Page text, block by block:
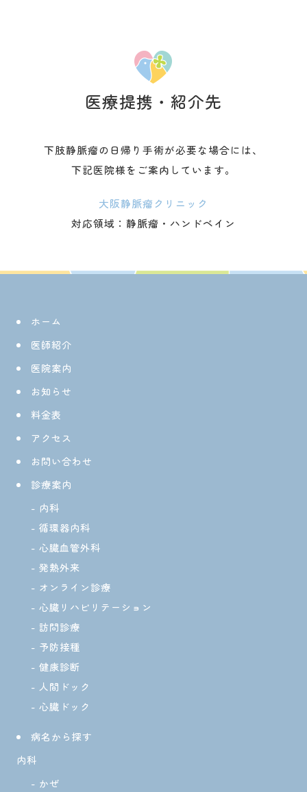
医療提携・紹介先
下肢静脈瘤の日帰り手術が必要な場合には、
下記医院様をご案内しています。
大阪静脈瘤クリニック
対応領域：静脈瘤・ハンドベイン
ホーム
医師紹介
医院案内
お知らせ
料金表
アクセス
お問い合わせ
診療案内
内科
循環器内科
心臓血管外科
発熱外来
オンライン診療
心臓リハビリテーション
訪問診療
予防接種
健康診断
人間ドック
心臓ドック
病名から探す
内科
かぜ